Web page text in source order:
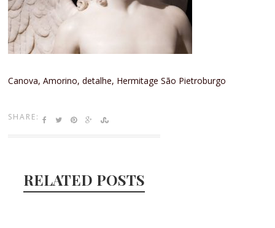
Canova, Amorino, detalhe, Hermitage São Pietroburgo
SHARE:
RELATED POSTS